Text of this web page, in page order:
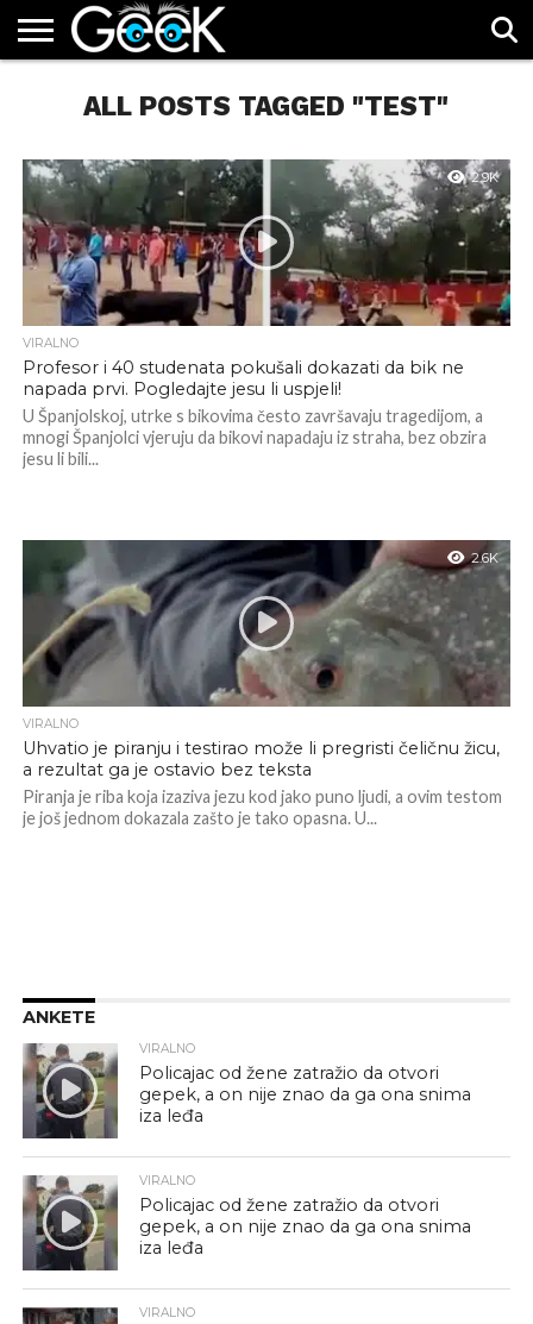
CHAT
MOBCHAT.HR
PRICAONA.RS
JACKPOT
ALL POSTS TAGGED "TEST"
2.9K
VIRALNO
Profesor i 40 studenata pokušali dokazati da bik ne
napada prvi. Pogledajte jesu li uspjeli!
U Španjolskoj, utrke s bikovima često završavaju tragedijom, a
mnogi Španjolci vjeruju da bikovi napadaju iz straha, bez obzira
jesu li bili...
2.6K
VIRALNO
Uhvatio je piranju i testirao može li pregristi čeličnu žicu,
a rezultat ga je ostavio bez teksta
Piranja je riba koja izaziva jezu kod jako puno ljudi, a ovim testom
je još jednom dokazala zašto je tako opasna. U...
ANKETE
VIRALNO
Policajac od žene zatražio da otvori
gepek, a on nije znao da ga ona snima
iza leđa
VIRALNO
Policajac od žene zatražio da otvori
gepek, a on nije znao da ga ona snima
iza leđa
VIRALNO